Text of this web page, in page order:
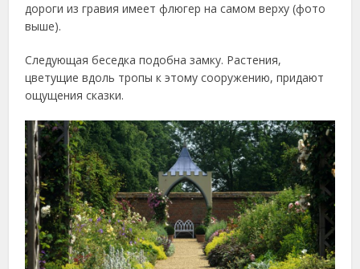
дороги из гравия имеет флюгер на самом верху (фото
выше).
Следующая беседка подобна замку. Растения,
цветущие вдоль тропы к этому сооружению, придают
ощущения сказки.